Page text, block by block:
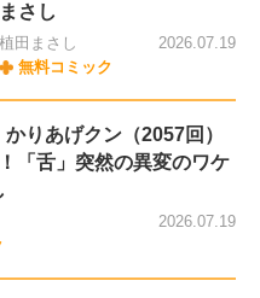
まさし
植田まさし
無料コミック
2026.07.19
かりあげクン（2057回）
「舌」突然の異変のワケ
2026.07.19